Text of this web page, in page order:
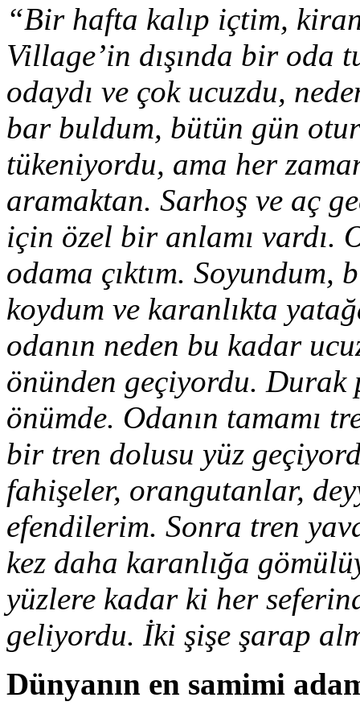
“Bir hafta kalıp içtim,
Village’in dışında bir
odaydı ve çok ucuzdu,
bar buldum, bütün gün
tükeniyordu, ama her
aramaktan. Sarhoş ve aç
için özel bir anlamı vardı.
odama çıktım.
koydum ve karanlıkta
odanın neden bu kadar
önünden geçiyordu. Durak
önümde. Odanın tamamı
bir tren dolusu yüz
fahişeler, orangutanlar,
efendilerim. Sonra tren
kez daha karanlığa
yüzlere kadar ki her
geliyordu. İki şişe şarap
Dünyanın en samimi